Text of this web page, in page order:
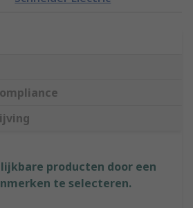
producten door een
te selecteren.